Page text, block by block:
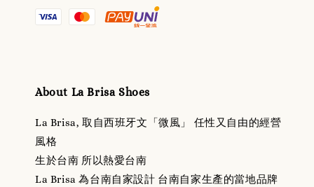
About La Brisa Shoes
La Brisa, 取自西班牙文「微風」 任性又自由的經營
風格
生於台南 所以熱愛台南
La Brisa 為台南自家設計 台南自家生產的當地品牌